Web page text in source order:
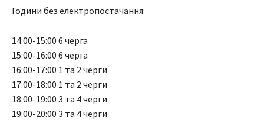
Години без електропостачання:
14:00-15:00 6 черга
15:00-16:00 6 черга
16:00-17:00 1 та 2 черги
17:00-18:00 1 та 2 черги
18:00-19:00 3 та 4 черги
19:00-20:00 3 та 4 черги